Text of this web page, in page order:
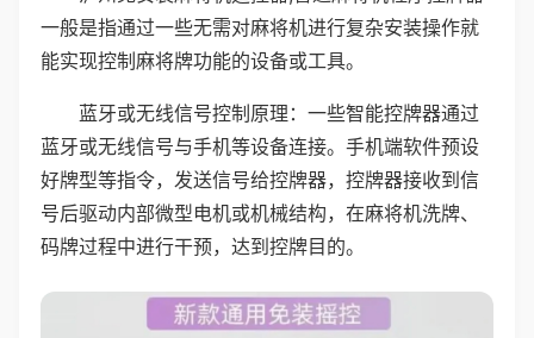
一般是指通过一些无需对麻将机进行复杂安装操作就
能实现控制麻将牌功能的设备或工具。
蓝牙或无线信号控制原理：一些智能控牌器通过
蓝牙或无线信号与手机等设备连接。手机端软件预设
好牌型等指令，发送信号给控牌器，控牌器接收到信
号后驱动内部微型电机或机械结构，在麻将机洗牌、
码牌过程中进行干预，达到控牌目的。